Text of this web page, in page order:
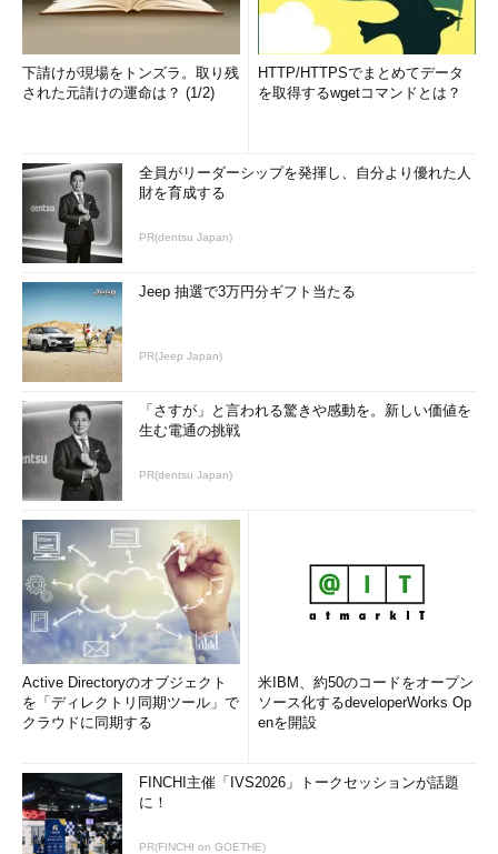
下請けが現場をトンズラ。取り残
された元請けの運命は？ (1/2)
HTTP/HTTPSでまとめてデータ
を取得するwgetコマンドとは？
全員がリーダーシップを発揮し、自分より優れた人
財を育成する
PR(dentsu Japan)
Jeep 抽選で3万円分ギフト当たる
PR(Jeep Japan)
「さすが」と言われる驚きや感動を。新しい価値を
生む電通の挑戦
PR(dentsu Japan)
Active Directoryのオブジェクト
を「ディレクトリ同期ツール」で
クラウドに同期する
米IBM、約50のコードをオープン
ソース化するdeveloperWorks Op
enを開設
FINCHI主催「IVS2026」トークセッションが話題
に！
PR(FINCHI on GOETHE)